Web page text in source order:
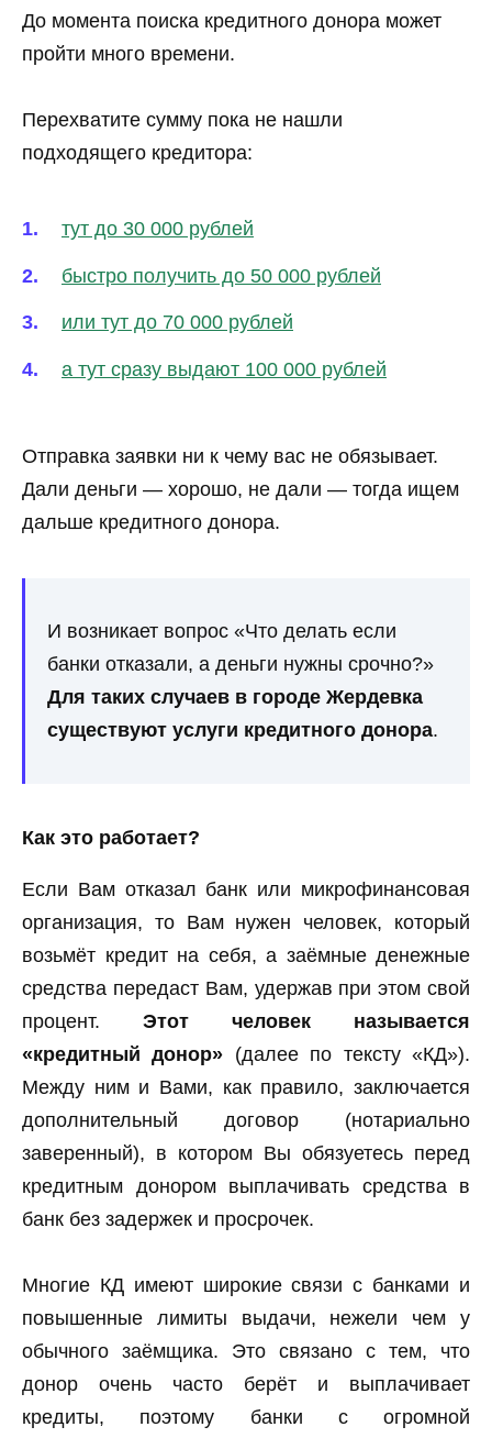
До момента поиска кредитного донора может
пройти много времени.
Перехватите сумму пока не нашли
подходящего кредитора:
тут до 30 000 рублей
быстро получить до 50 000 рублей
или тут до 70 000 рублей
а тут сразу выдают 100 000 рублей
Отправка заявки ни к чему вас не обязывает.
Дали деньги — хорошо, не дали — тогда ищем
дальше кредитного донора.
И возникает вопрос «Что делать если
банки отказали, а деньги нужны срочно?»
Для таких случаев в городе Жердевка
существуют услуги кредитного донора.
Как это работает?
Если Вам отказал банк или микрофинансовая
организация, то Вам нужен человек, который
возьмёт кредит на себя, а заёмные денежные
средства передаст Вам, удержав при этом свой
процент. Этот человек называется
«кредитный донор» (далее по тексту «КД»).
Между ним и Вами, как правило, заключается
дополнительный договор (нотариально
заверенный), в котором Вы обязуетесь перед
кредитным донором выплачивать средства в
банк без задержек и просрочек.
Многие КД имеют широкие связи с банками и
повышенные лимиты выдачи, нежели чем у
обычного заёмщика. Это связано с тем, что
донор очень часто берёт и выплачивает
кредиты, поэтому банки с огромной